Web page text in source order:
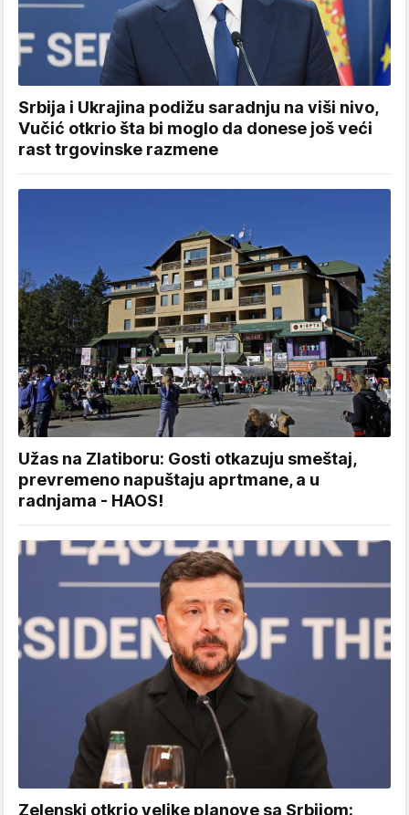
Srbija i Ukrajina podižu saradnju na viši nivo,
Vučić otkrio šta bi moglo da donese još veći
rast trgovinske razmene
Užas na Zlatiboru: Gosti otkazuju smeštaj,
prevremeno napuštaju aprtmane, a u
radnjama - HAOS!
Zelenski otkrio velike planove sa Srbijom: